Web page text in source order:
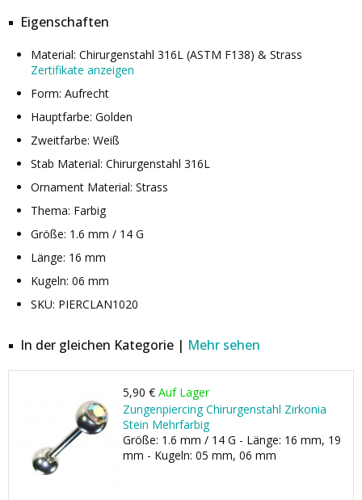
Eigenschaften
Material: Chirurgenstahl 316L (ASTM F138) & Strass
Zertifikate anzeigen
Form: Aufrecht
Hauptfarbe: Golden
Zweitfarbe: Weiß
Stab Material: Chirurgenstahl 316L
Ornament Material: Strass
Thema: Farbig
Größe: 1.6 mm / 14 G
Länge: 16 mm
Kugeln: 06 mm
SKU: PIERCLAN1020
In der gleichen Kategorie | Mehr sehen
5,90 € Auf Lager
Zungenpiercing Chirurgenstahl Zirkonia
Stein Mehrfarbig
Größe: 1.6 mm / 14 G - Länge: 16 mm, 19
mm - Kugeln: 05 mm, 06 mm